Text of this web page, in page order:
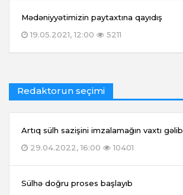
Mədəniyyətimizin paytaxtına qayıdış
19.05.2021, 12:00
5211
Redaktorun seçimi
Artıq sülh sazişini imzalamağın vaxtı gəlib
29.04.2022, 16:00
10401
Sülhə doğru proses başlayıb